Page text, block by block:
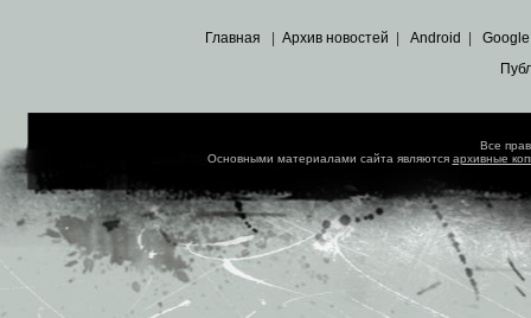
Главная Архив новостей Android Google
Все
Основными материалами сайта являются архивные